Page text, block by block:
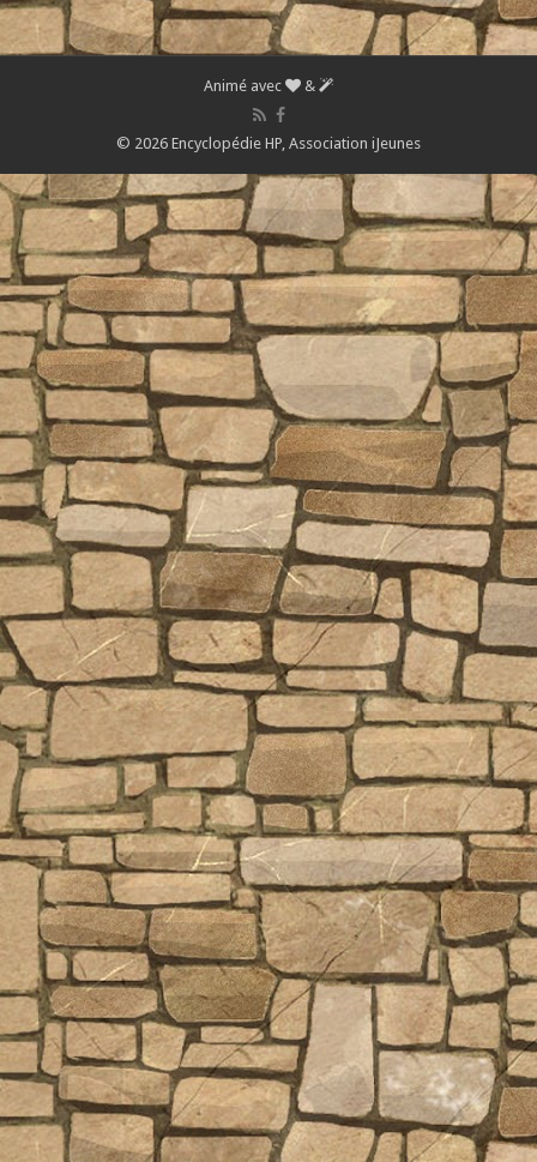
Animé avec &
© 2026 Encyclopédie HP, Association iJeunes